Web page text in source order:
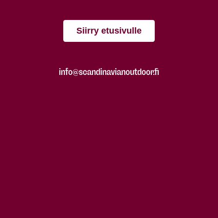
Siirry etusivulle
info@scandinavianoutdoor.fi